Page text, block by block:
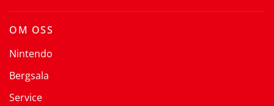
OM OSS
Nintendo
Bergsala
Service